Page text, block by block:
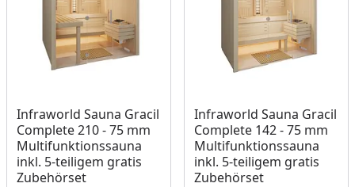
Infraworld Sauna Gracil
Complete 210 - 75 mm
Multifunktionssauna
inkl. 5-teiligem gratis
Zubehörset
Infraworld Sauna Gracil
Complete 142 - 75 mm
Multifunktionssauna
inkl. 5-teiligem gratis
Zubehörset